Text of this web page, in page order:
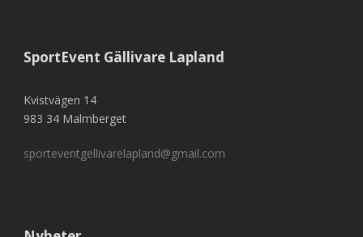
SportEvent Gällivare Lapland
Kvistvägen 14
983 34 Malmberget
sporteventgellivarelapland@gmail.com